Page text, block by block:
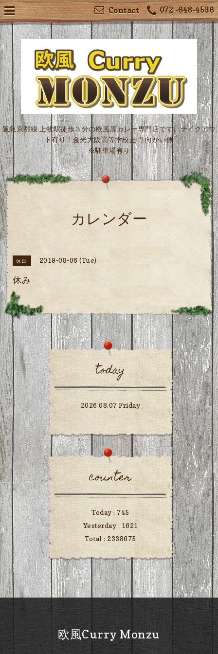
072 -648-4536
Contact
阪急京都線 上牧駅徒歩３分の欧風黒カレー専門店です。テイクアウ
ト有り！金光大阪高等学校正門 向かい側
※駐車場有り
カレンダー
休日 2019-08-06 (Tue)
休み
today
2026.08.07 Friday
counter
Today :745
Yesterday : 1621
Total : 2338675
欧風Curry Monzu